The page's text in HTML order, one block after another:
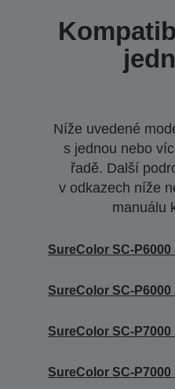
Níže uvedené
s jednou nebo
řadě. Další
v odkazech níže
manuálu
SureColor SC-P6000
SureColor SC-P6000
SureColor SC-P7000
SureColor SC-P7000